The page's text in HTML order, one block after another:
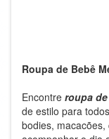
Roupa de Bebê
Encontre roupa
de estilo para
bodies,